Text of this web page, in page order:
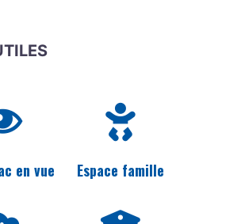
en vue Espace famille